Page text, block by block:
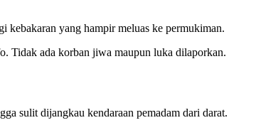
kebakaran yang hampir meluas ke permukiman.
Tidak ada korban jiwa maupun luka dilaporkan.
sulit dijangkau kendaraan pemadam dari darat.